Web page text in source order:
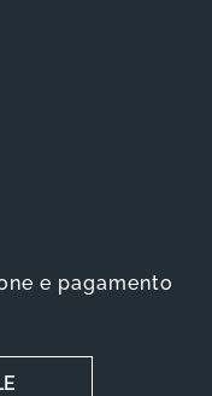
e pagamento